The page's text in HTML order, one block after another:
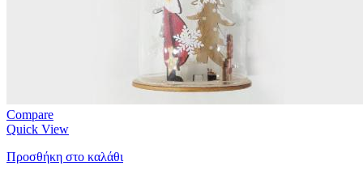
Compare
Quick View
Προσθήκη στο καλάθι